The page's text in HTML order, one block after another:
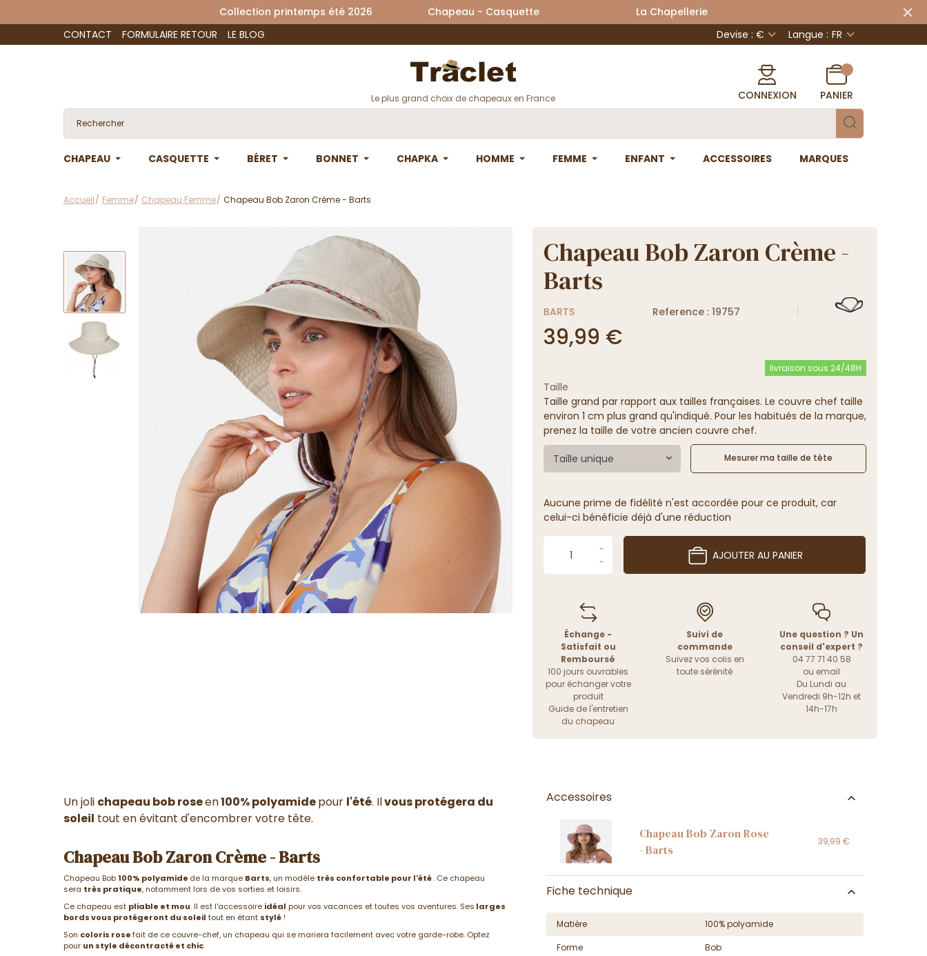
Collection printemps été 2026 Chapeau - Casquette La Chapellerie
CONTACT
FORMULAIRE RETOUR LE BLOG Devise : € Langue : FR
Le plus grand choix de chapeaux en France CONNEXION PANIER
CHAPEAU CASQUETTE BÉRET BONNET CHAPKA HOMME FEMME ENFANT ACCESSOIRES MARQUES
Accueil Femme Chapeau Femme Chapeau Bob Zaron Crème - Barts
Chapeau Bob Zaron Crème -
Barts
BARTS Reference : 19757
39,99 €
livraison sous 24/48H
Taille
Taille grand par rapport aux tailles françaises. Le couvre chef taille
environ 1 cm plus grand qu'indiqué. Pour les habitués de la marque,
prenez la taille de votre ancien couvre chef.
Taille unique Mesurer ma taille de tête
Aucune prime de fidélité n'est accordée pour ce produit, car
celui-ci bénéficie déjà d'une réduction
AJOUTER AU PANIER
Échange -
Satisfait ou
Remboursé
100 jours ouvrables
pour échanger votre
produit
Guide de l'entretien
du chapeau
Suivi de
commande
Suivez vos colis en
toute sérénité
Une question ? Un
conseil d'expert ?
04 77 71 40 58
ou email
Du Lundi au
Vendredi 9h-12h et
14h-17h
Un joli chapeau bob roseen100% polyamidepour l'été. Ilvous protégera du
soleil tout en évitant d'encombrer votre tête.
Chapeau Bob Zaron Crème - Barts
Chapeau Bob 100% polyamide de la marque Barts, un modèle très confortable pour l'été. Ce chapeau
sera très pratique, notamment lors de vos sorties et loisirs.
Ce chapeau est pliable et mou. Il est l'accessoire idéal pour vos vacances et toutes vos aventures. Ses larges
bords vous protégeront du soleil tout en étant stylé !
Son coloris rosefait de ce couvre-chef, un chapeau qui se mariera facilement avec votre garde-robe. Optez
pour un style décontracté et chic.
Accessoires
Chapeau Bob Zaron Rose
- Barts
39,99 €
Fiche technique
Matière
100% polyamide
Forme
Bob